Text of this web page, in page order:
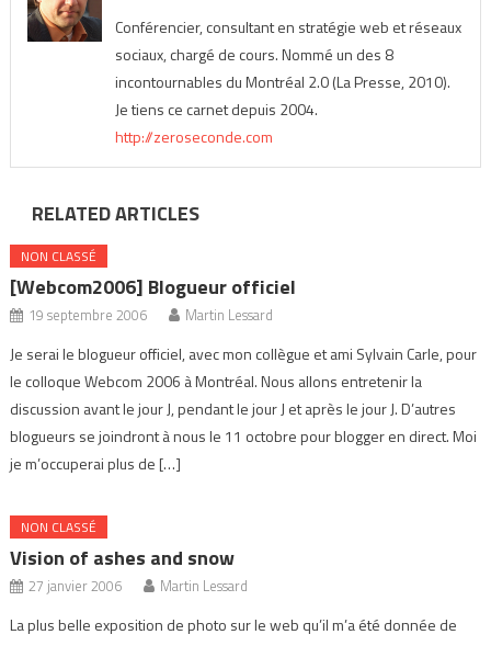
Conférencier, consultant en stratégie web et réseaux
sociaux, chargé de cours. Nommé un des 8
incontournables du Montréal 2.0 (La Presse, 2010).
Je tiens ce carnet depuis 2004.
http://zeroseconde.com
RELATED ARTICLES
NON CLASSÉ
[Webcom2006] Blogueur officiel
19 septembre 2006 Martin Lessard
Je serai le blogueur officiel, avec mon collègue et ami Sylvain Carle, pour
le colloque Webcom 2006 à Montréal. Nous allons entretenir la
discussion avant le jour J, pendant le jour J et après le jour J. D’autres
blogueurs se joindront à nous le 11 octobre pour blogger en direct. Moi
je m’occuperai plus de […]
NON CLASSÉ
Vision of ashes and snow
27 janvier 2006 Martin Lessard
La plus belle exposition de photo sur le web qu’il m’a été donnée de